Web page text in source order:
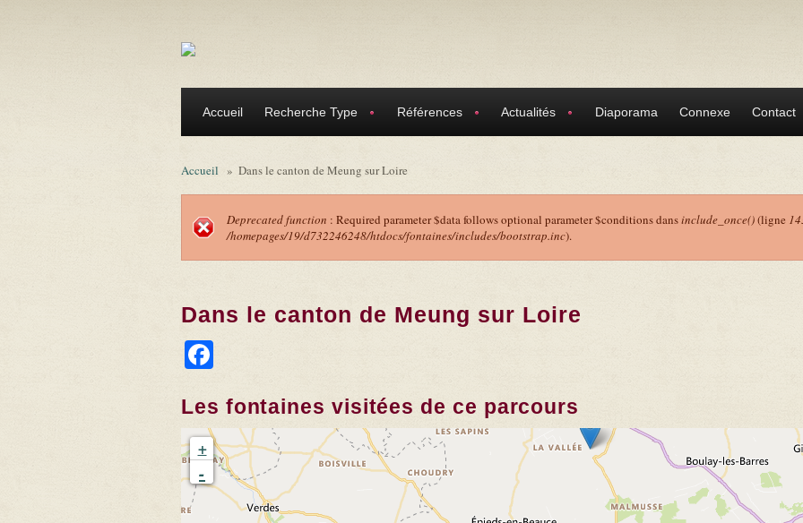
Accueil Recherche Type Références Actualités Diaporama Connexe Contact
Accueil » Dans le canton de Meung sur Loire
Message d'erreur
Deprecated function : Required parameter $data follows optional parameter $conditions dansinclude_once()(ligne
/homepages/19/d732246248/htdocs/fontaines/includes/bootstrap.inc).
Dans le canton de Meung sur Loire
Les fontaines visitées de ce parcours
+
-